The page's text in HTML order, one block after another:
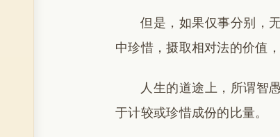
但是，如果仅事分别，
中珍惜，摄取相对法的价值
人生的道途上，所谓智
于计较或珍惜成份的比量。